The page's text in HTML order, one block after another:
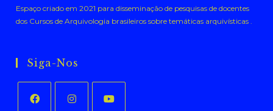
Espaço criado em 2021 para disseminação de pesquisas de docentes
dos Cursos de Arquivologia brasileiros sobre temáticas arquivísticas .
Siga-Nos